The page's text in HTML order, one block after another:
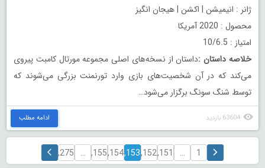
ژانر : انیمیشن | اکشن | هیجان انگیز
محصول : 2020 آمریکا
امتیاز : 10/6.5
خلاصه داستان :داستان از نسخه‌های اصلی مجموعه مورتال کامبت پیروی
می‌کند که در آن شخصیت‌های بازی وارد تورنمنت بزرگی می‌شوند که
توسط شنگ سونگ برگزار می‌شود…
63604 بازدید ادامه مطلب
1
…
1,151
1,152
1,153
1,154
1,155
…
1,275